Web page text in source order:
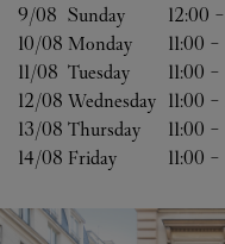
9/08 Sunday 12:00 -
10/08 Monday 11:00 -
11/08 Tuesday 11:00 -
12/08 Wednesday 11:00 -
13/08 Thursday 11:00 -
14/08 Friday 11:00 -